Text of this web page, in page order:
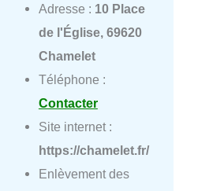
Adresse : 10 Place
de l'Église, 69620
Chamelet
Téléphone :
Contacter
Site internet :
https://chamelet.fr/
Enlèvement des